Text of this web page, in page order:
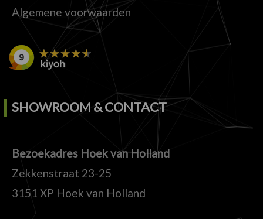
Algemene voorwaarden
SHOWROOM & CONTACT
Bezoekadres Hoek van Holland
Zekkenstraat 23-25
3151 XP Hoek van Holland